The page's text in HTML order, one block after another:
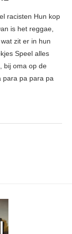
racisten Hun kop
is het reggae,
zit er in hun
Speel alles
bij oma op de
para pa para pa